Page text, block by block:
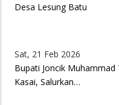
Desa Lesung Batu
Sat, 21 Feb 2026
Bupati Joncik
Kasai, Salurkan…